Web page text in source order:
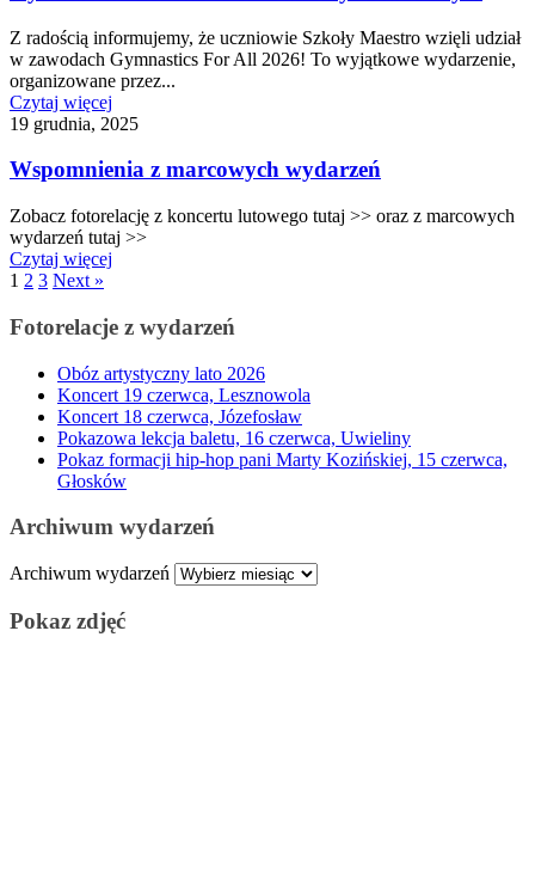
Z radością informujemy, że uczniowie Szkoły Maestro wzięli udział
w zawodach Gymnastics For All 2026! To wyjątkowe wydarzenie,
organizowane przez...
Czytaj więcej
19 grudnia, 2025
Wspomnienia z marcowych wydarzeń
Zobacz fotorelację z koncertu lutowego tutaj >> oraz z marcowych
wydarzeń tutaj >>
Czytaj więcej
1 2 3 Next »
Fotorelacje z wydarzeń
Obóz artystyczny lato 2026
Koncert 19 czerwca, Lesznowola
Koncert 18 czerwca, Józefosław
Pokazowa lekcja baletu, 16 czerwca, Uwieliny
Pokaz formacji hip-hop pani Marty Kozińskiej, 15 czerwca,
Głosków
Archiwum wydarzeń
Archiwum wydarzeń
Pokaz zdjęć